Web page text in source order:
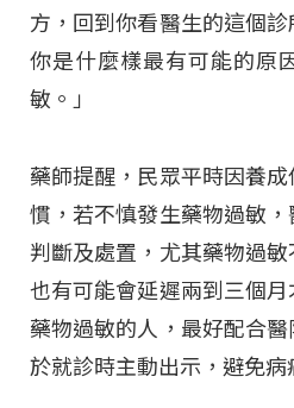
方，回到你看醫生的這個
你是什麼樣最有可能的原
敏。」
藥師提醒，民眾平時因養
慣，若不慎發生藥物過敏
判斷及處置，尤其藥物過敏
也有可能會延遲兩到三個
藥物過敏的人，最好配合
於就診時主動出示，避免病